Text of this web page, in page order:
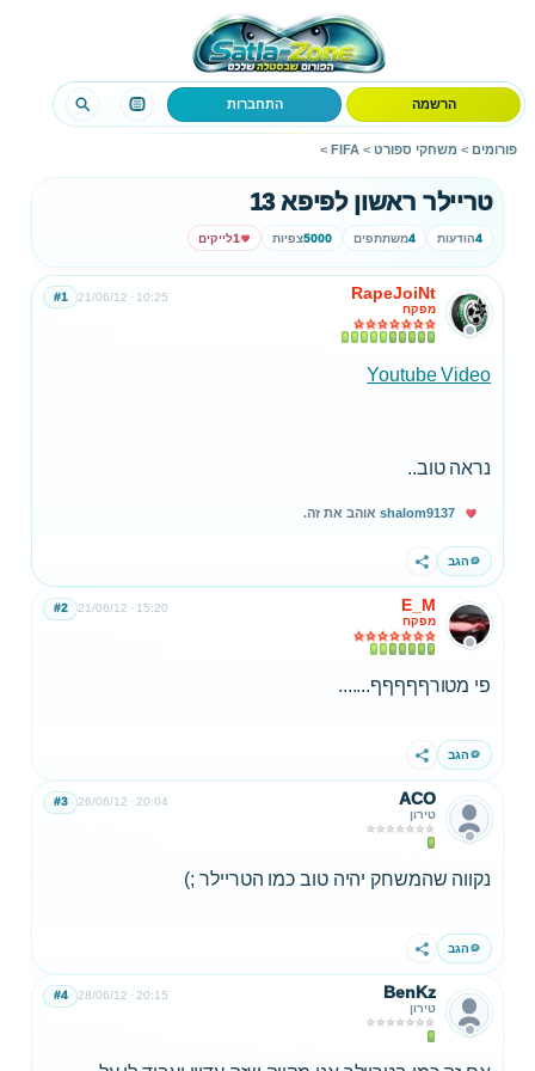
הרשמה התחברות
פורומים > משחקי ספורט >
FIFA
>
טריילר ראשון לפיפא 13
4הודעות 4משתתפים 5000צפיות 1לייקים
RapeJoiNt
מפקח
21/06/12 10:25
#1
Youtube Video
נראה טוב..
shalom9137 אוהב את זה.
הגב שתף
E_M
מפקח
21/06/12 15:20
#2
פי מטורףףףףף.......
הגב שתף
ACO
טירון
26/06/12 20:04
#3
נקווה שהמשחק יהיה טוב כמו הטריילר ;)
הגב שתף
BenKz
טירון
28/06/12 20:15
#4